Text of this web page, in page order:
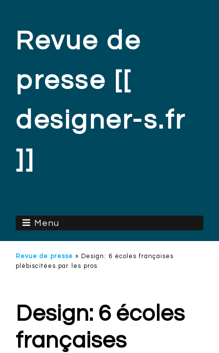
Revue de
presse [[
designer-s.fr
]]
Menu
Revue de presse »
Design: 6 écoles françaises
plébiscitées par les pros
Design: 6 écoles
françaises